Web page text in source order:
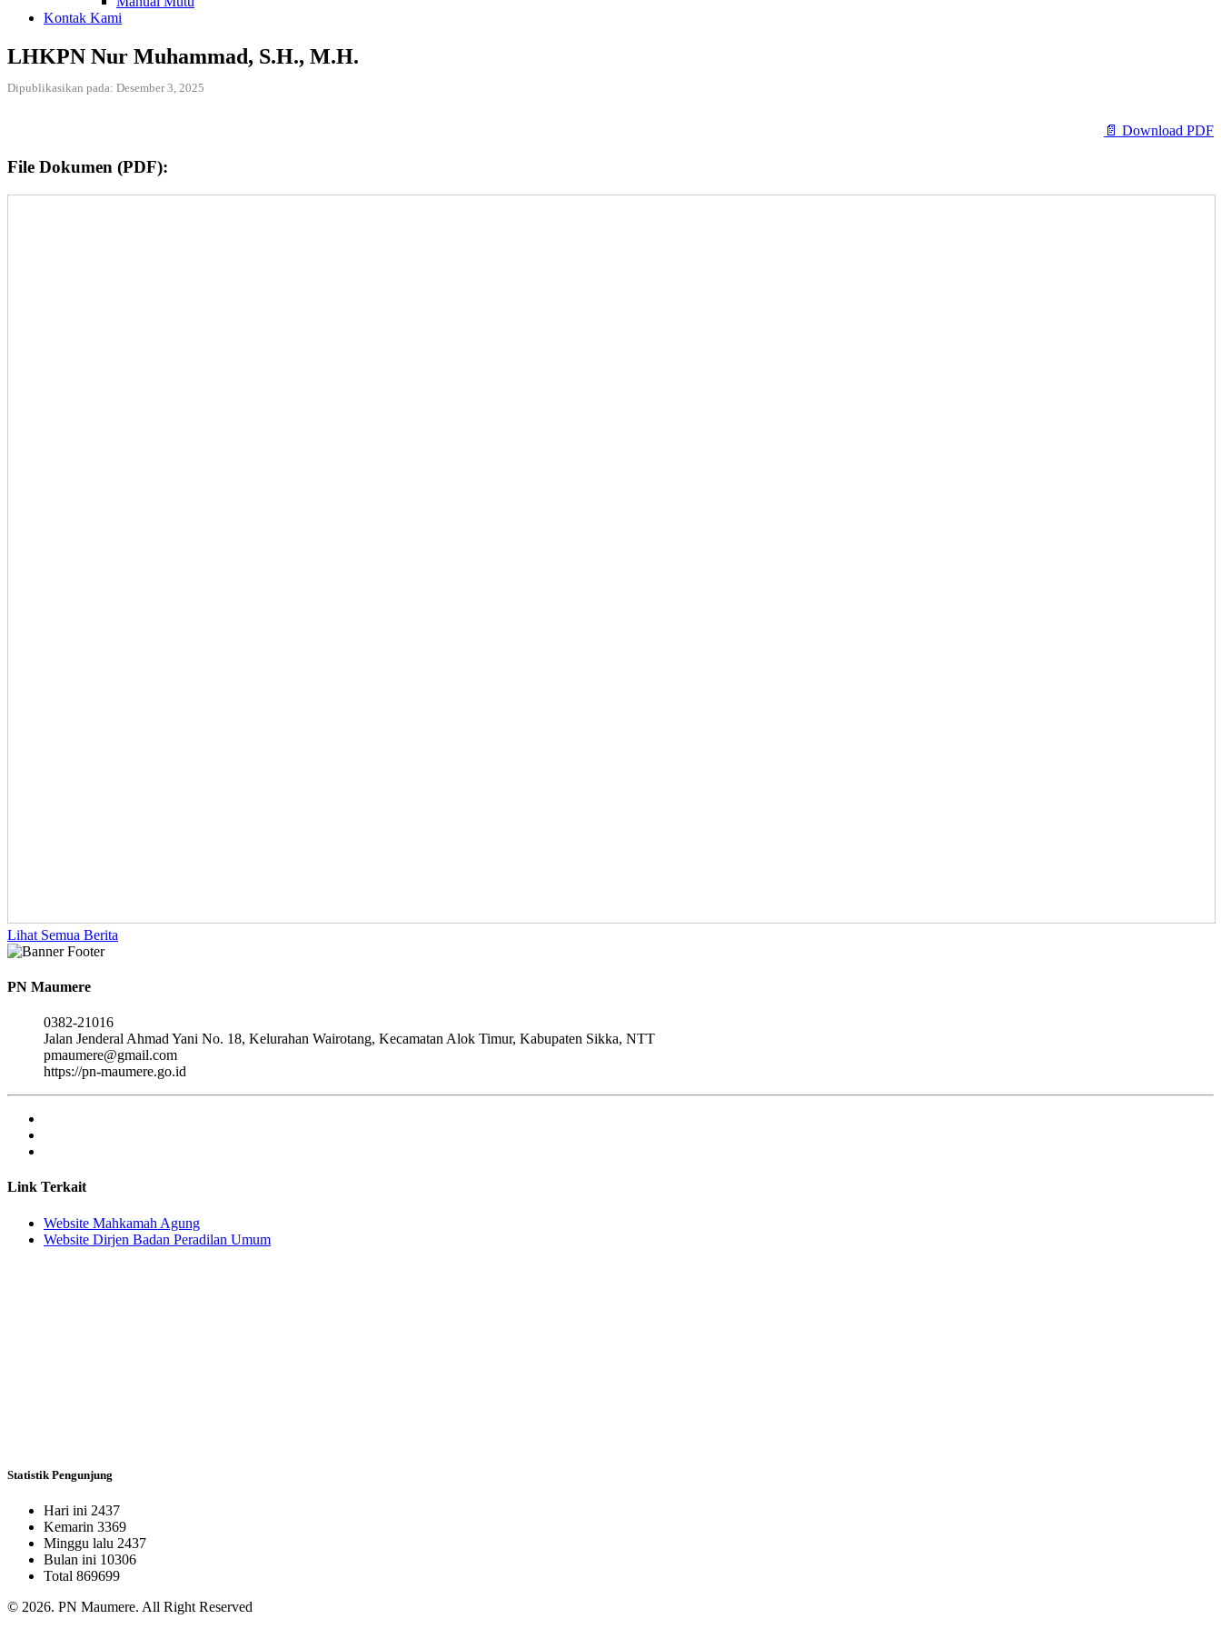
Kontak Kami
LHKPN Nur Muhammad, S.H., M.H.
Dipublikasikan pada: Desember 3, 2025
📄 Download PDF
File Dokumen (PDF):
Lihat Semua Berita
PN Maumere
0382-21016
Jalan Jenderal Ahmad Yani No. 18, Kelurahan Wairotang, Kecamatan Alok Timur, Kabupaten Sikka, NTT
pmaumere@gmail.com
https://pn-maumere.go.id
Link Terkait
Website Mahkamah Agung
Website Dirjen Badan Peradilan Umum
Statistik Pengunjung
Hari ini 2437
Kemarin 3369
Minggu lalu 2437
Bulan ini 10306
Total 869699
© 2026. PN Maumere. All Right Reserved